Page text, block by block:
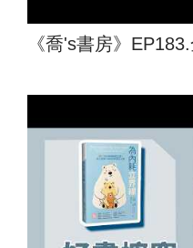
《喬's書房》